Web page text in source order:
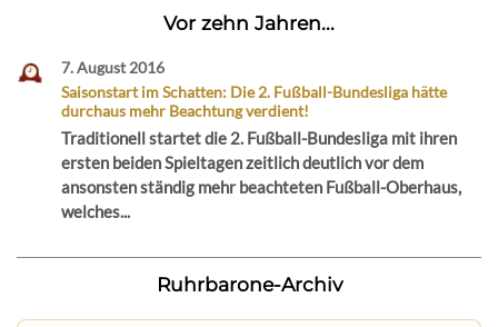
Vor zehn Jahren...
7. August 2016
Saisonstart im Schatten: Die 2. Fußball-Bundesliga hätte
durchaus mehr Beachtung verdient!
Traditionell startet die 2. Fußball-Bundesliga mit ihren
ersten beiden Spieltagen zeitlich deutlich vor dem
ansonsten ständig mehr beachteten Fußball-Oberhaus,
welches...
Ruhrbarone-Archiv